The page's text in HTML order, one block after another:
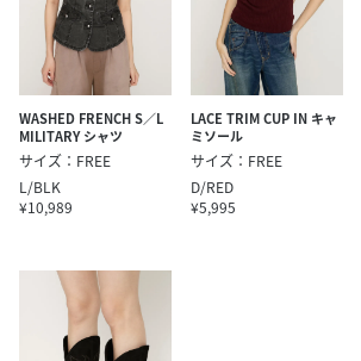
WASHED FRENCH S／L
MILITARY シャツ
サイズ：FREE
L/BLK
¥10,989
LACE TRIM CUP IN キャ
ミソール
サイズ：FREE
D/RED
¥5,995